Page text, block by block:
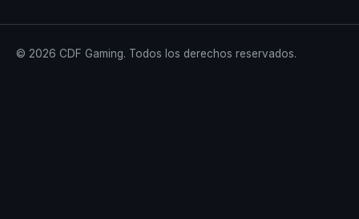
© 2026 CDF Gaming. Todos los derechos reservados.